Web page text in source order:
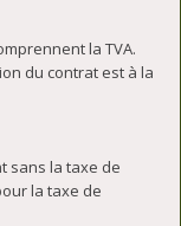
la TVA.
du contrat est à la
sans la taxe de
la taxe de